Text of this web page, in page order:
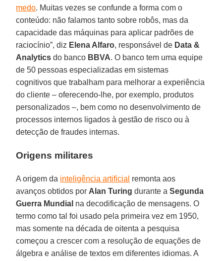
medo. Muitas vezes se confunde a forma com o
conteúdo: não falamos tanto sobre robôs, mas da
capacidade das máquinas para aplicar padrões de
raciocínio”, diz Elena Alfaro, responsável de Data &
Analytics do banco BBVA. O banco tem uma equipe
de 50 pessoas especializadas em sistemas
cognitivos que trabalham para melhorar a experiência
do cliente – oferecendo-lhe, por exemplo, produtos
personalizados –, bem como no desenvolvimento de
processos internos ligados à gestão de risco ou à
detecção de fraudes internas.
Origens militares
A origem da inteligência artificial remonta aos
avanços obtidos por Alan Turing durante aSegunda
Guerra Mundial na decodificação de mensagens. O
termo como tal foi usado pela primeira vez em 1950,
mas somente na década de oitenta a pesquisa
começou a crescer com a resolução de equações de
álgebra e análise de textos em diferentes idiomas. A